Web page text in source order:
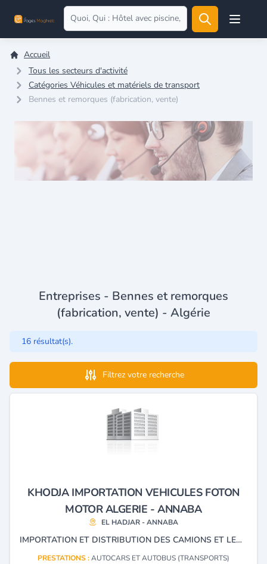
Open
Accueil
Tous les secteurs d'activité
Catégories Véhicules et matériels de transport
Bennes et remorques (fabrication, vente)
Entreprises - Bennes et remorques
(fabrication, vente) - Algérie
16 résultat(s).
Filtrez votre recherche
KHODJA IMPORTATION VEHICULES FOTON
MOTOR ALGERIE - ANNABA
EL HADJAR - ANNABA
IMPORTATION ET DISTRIBUTION DES CAMIONS ET LEURS PIÈCES DE RECHANGE : PICK UP, PLATEAUX, FRIGO, CONTENEURS, TRACTEURS ROUTIERS, BENNES, CHARGEURS, MALAXEURS, BUS ET BULLDOZER.
PRESTATIONS :AUTOCARS ET AUTOBUS (TRANSPORTS)